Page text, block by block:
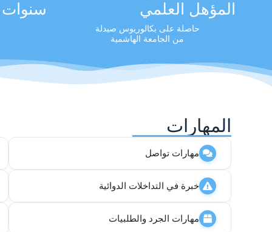
المؤهل العلمي
حاصلة على بكالوريوس صيدلة
من الجامعة الهاشمية
سنوات
المهارات
مهارات تواصل
خبرة في التداخلات الدوائية
مهارات الجرد والطلبيات